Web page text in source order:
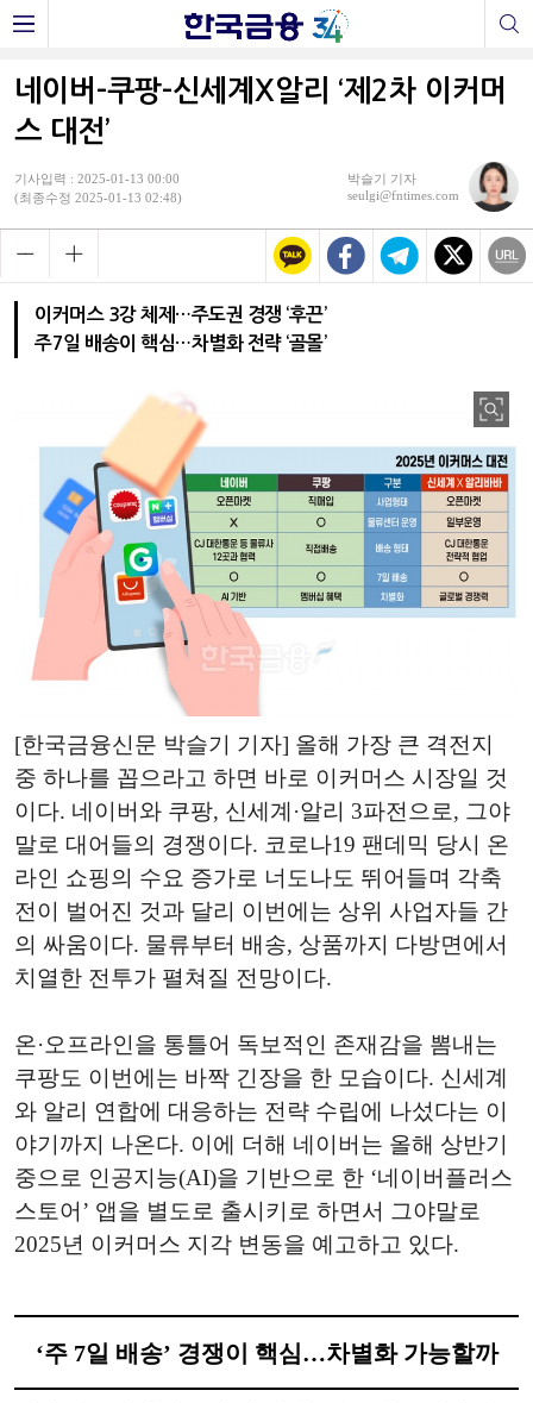
네이버-쿠팡-신세계X알리 ‘제2차 이커머
스 대전’
기사입력 : 2025-01-13 00:00
(최종수정 2025-01-13 02:48)
박슬기 기자
seulgi@fntimes.com
이커머스 3강 체제…주도권 경쟁 ‘후끈’
주7일 배송이 핵심…차별화 전략 ‘골몰’
[한국금융신문 박슬기 기자] 올해 가장 큰 격전지
중 하나를 꼽으라고 하면 바로 이커머스 시장일 것
이다. 네이버와 쿠팡, 신세계·알리 3파전으로, 그야
말로 대어들의 경쟁이다. 코로나19 팬데믹 당시 온
라인 쇼핑의 수요 증가로 너도나도 뛰어들며 각축
전이 벌어진 것과 달리 이번에는 상위 사업자들 간
의 싸움이다. 물류부터 배송, 상품까지 다방면에서
치열한 전투가 펼쳐질 전망이다.
온·오프라인을 통틀어 독보적인 존재감을 뽐내는
쿠팡도 이번에는 바짝 긴장을 한 모습이다. 신세계
와 알리 연합에 대응하는 전략 수립에 나섰다는 이
야기까지 나온다. 이에 더해 네이버는 올해 상반기
중으로 인공지능(AI)을 기반으로 한 ‘네이버플러스
스토어’ 앱을 별도로 출시키로 하면서 그야말로
2025년 이커머스 지각 변동을 예고하고 있다.
‘주 7일 배송’ 경쟁이 핵심…차별화 가능할까